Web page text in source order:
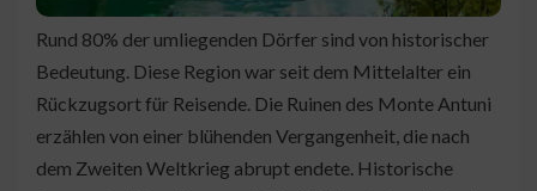
Rund 80% der umliegenden Dörfer sind von historischer
Bedeutung. Diese Region war seit dem Mittelalter ein
Rückzugsort für Reisende. Die Ruinen des Monte Antuni
erzählen von einer blühenden Vergangenheit, die nach
dem Zweiten Weltkrieg abrupt endete. Historische